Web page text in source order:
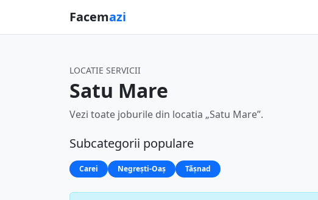
Facemazi
LOCATIE SERVICII
Satu Mare
Vezi toate joburile din locatia „Satu Mare”.
Subcategorii populare
Carei Negrești-Oaș Tășnad